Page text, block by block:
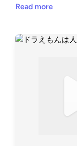
Read more